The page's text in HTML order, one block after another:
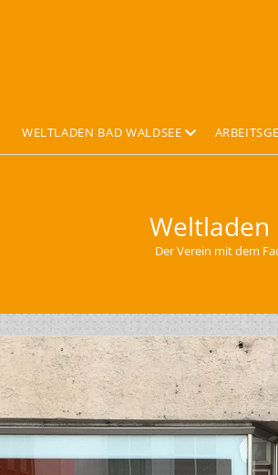
Weltladen
Der Verein mit dem
WELTLADEN BAD WALDSEE Offene
Down-